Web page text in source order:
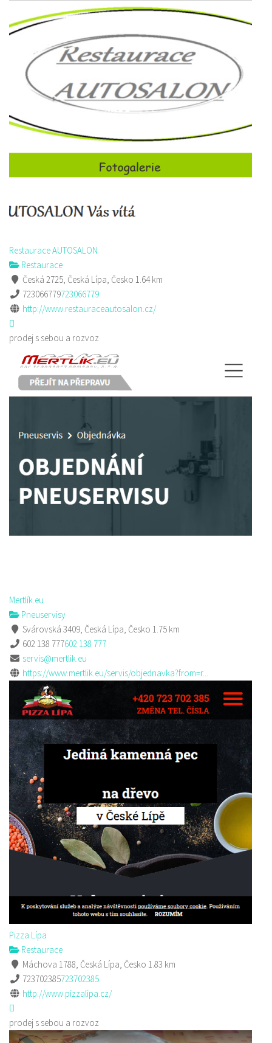
Restaurace AUTOSALON
Restaurace
Česká 2725, Česká Lípa, Česko 1.64 km
723066779723066779
http://www.restauraceautosalon.cz/
prodej s sebou a rozvoz
Mertlík.eu
Pneuservisy
Svárovská 3409, Česká Lípa, Česko 1.75 km
602 138 777602 138 777
servis@mertlik.eu
https://www.mertlik.eu/servis/objednavka?from=r...
Pizza Lípa
Restaurace
Máchova 1788, Česká Lípa, Česko 1.83 km
723702385723702385
http://www.pizzalipa.cz/
prodej s sebou a rozvoz